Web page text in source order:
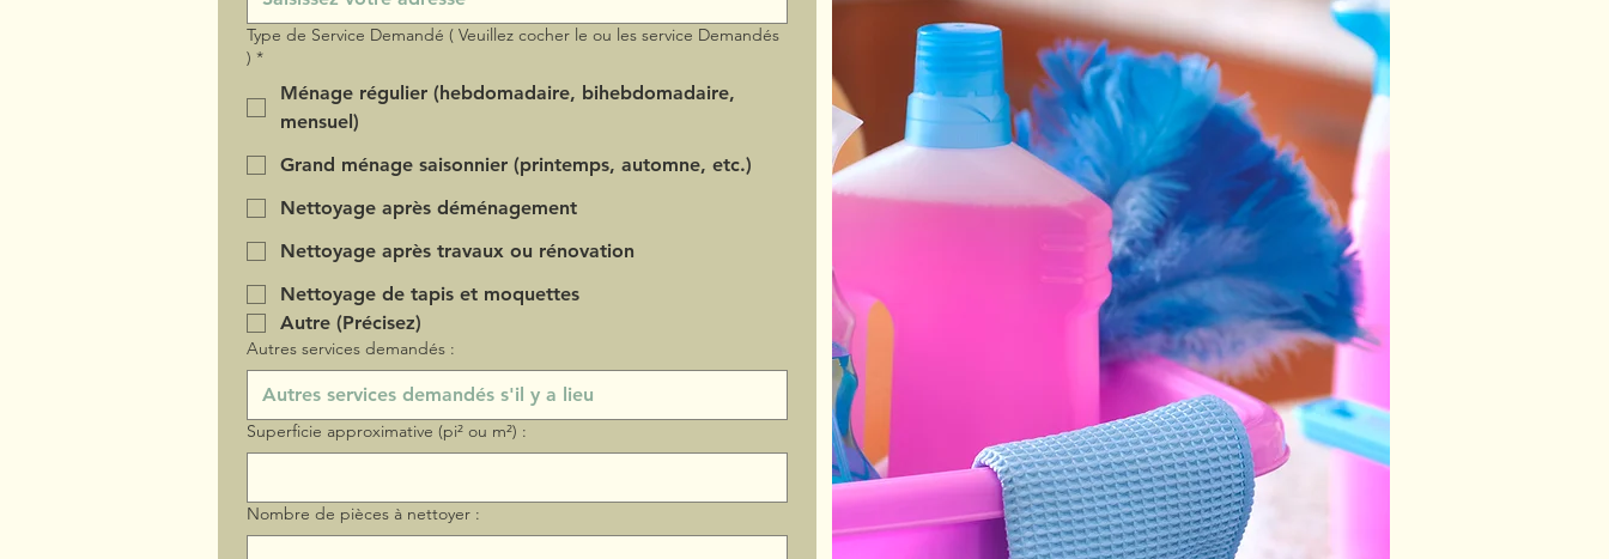
Type de Service Demandé ( Veuillez cocher le ou les service Demandés
) *
Ménage régulier (hebdomadaire, bihebdomadaire,
mensuel)
Grand ménage saisonnier (printemps, automne, etc.)
Nettoyage après déménagement
Nettoyage après travaux ou rénovation
Nettoyage de tapis et moquettes
Autre (Précisez)
Autres services demandés :
Superficie approximative (pi² ou m²) :
Nombre de pièces à nettoyer :